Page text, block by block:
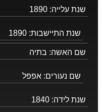
שנת עלייה: 1890
שנת התיישבות: 1890
שם האשה: בתיה
שם נעורים: אפפל
שנת לידה: 1840